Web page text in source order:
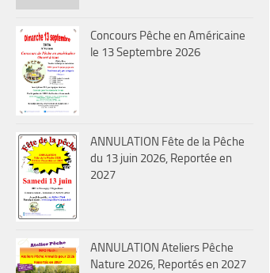
Concours Pêche en Américaine
le 13 Septembre 2026
ANNULATION Fête de la Pêche
du 13 juin 2026, Reportée en
2027
ANNULATION Ateliers Pêche
Nature 2026, Reportés en 2027